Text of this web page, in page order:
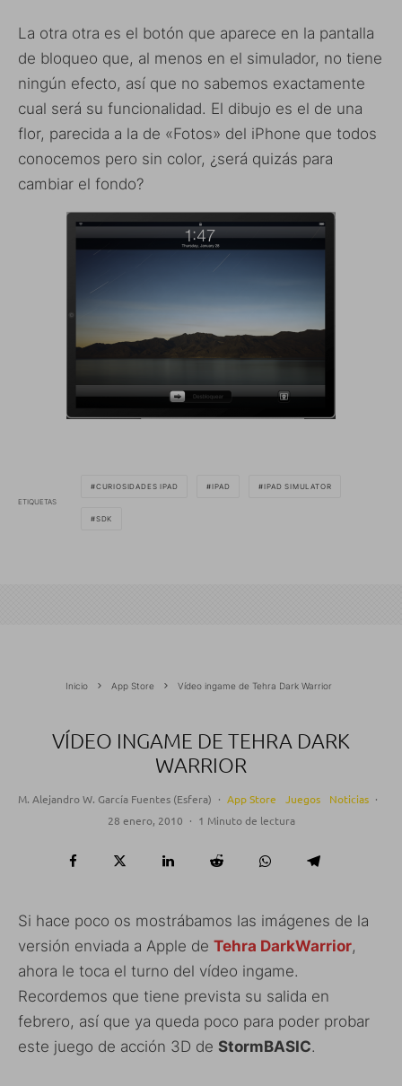
La otra otra es el botón que aparece en la pantalla
de bloqueo que, al menos en el simulador, no tiene
ningún efecto, así que no sabemos exactamente
cual será su funcionalidad. El dibujo es el de una
flor, parecida a la de «Fotos» del iPhone que todos
conocemos pero sin color, ¿será quizás para
cambiar el fondo?
ETIQUETAS
CURIOSIDADES IPAD IPAD IPAD SIMULATOR
SDK
Inicio App Store Vídeo ingame de Tehra Dark Warrior
VÍDEO INGAME DE TEHRA DARK
WARRIOR
M. Alejandro W. García Fuentes (Esfera) · App Store Juegos Noticias ·
28 enero, 2010 · 1 Minuto de lectura
Si hace poco os mostrábamos las imágenes de la
versión enviada a Apple de Tehra DarkWarrior,
ahora le toca el turno del vídeo ingame.
Recordemos que tiene prevista su salida en
febrero, así que ya queda poco para poder probar
este juego de acción 3D de StormBASIC.